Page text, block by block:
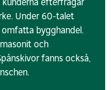
Under 60-talet
bygghandel.
och
fanns också,